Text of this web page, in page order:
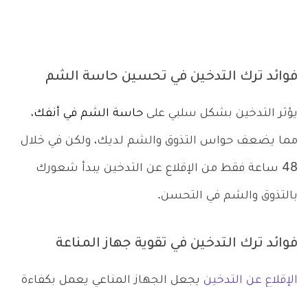
فوائد ترك التدخين في تحسين حاسة الشم
يؤثر التدخين بشكل سلبي على حاسة الشم في أنفك،
مما يضعف حواس التذوق والشم لديك، ولكن في خلال
48 ساعة فقط من الإقلاع عن التدخين يبدأ شعورك
بالتذوق والشم في التحسن.
فوائد ترك التدخين في تقوية جهاز المناعة
الإقلاع عن التدخين يجعل الجهاز المناعي يعمل بكفاءة